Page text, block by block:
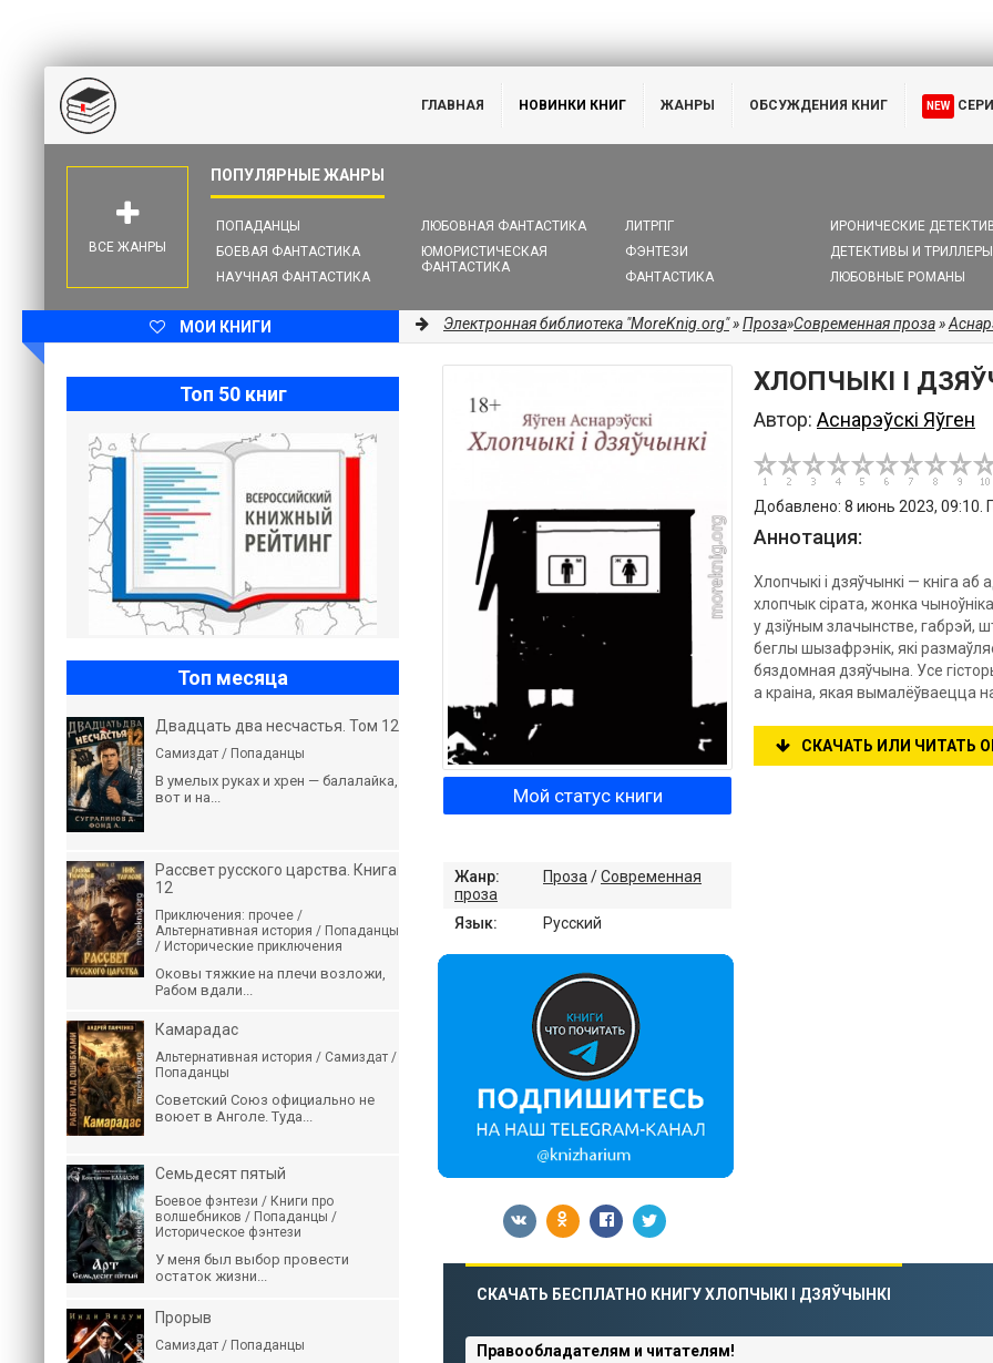
ГЛАВНАЯ НОВИНКИ КНИГ ЖАНРЫ ОБСУЖДЕНИЯ КНИГ NEW
ПОПАДАНЦЫ
БОЕВАЯ ФАНТАСТИКА
НАУЧНАЯ ФАНТАСТИКА
ЛЮБОВНАЯ ФАНТАСТИКА
ЮМОРИСТИЧЕСКАЯ
ФАНТАСТИКА
ЛИТРПГ
ФЭНТЕЗИ
ФАНТАСТИКА
ИРОНИЧЕСКИЕ
ДЕТЕКТИВЫ И ТРИЛЛЕРЫ
ЛЮБОВНЫЕ РОМАНЫ
ВСЕ ЖАНРЫ
МОИ КНИГИ Электронная библиотека "MoreKnig.org"»Проза»Современная проза»
ХЛОПЧЫКI I
Автор: Аснарэўскі Яўген
Добавлено: 8 июнь 2023, 09:10.
Аннотация:
Хлопчыкі і дзяўчынкі — кнiга
хлопчык сірата, жонка
у дзіўным злачынстве, габрэй,
беглы шызафрэнік, які
бяздомная дзяўчына. Усе
а краіна, якая вымалёўваецца
СКАЧАТЬ ИЛИ ЧИТАТЬ
Мой статус книги
Жанр: Проза /Современная
проза
Язык:
Русский
СКАЧАТЬ БЕСПЛАТНО КНИГУ ХЛОПЧЫКI I ДЗЯЎЧЫНКI
Правообладателям и читателям!
Топ 50 книг
Топ месяца
Двадцать два несчастья. Том 12
Самиздат / Попаданцы
В умелых руках и хрен — балалайка,
вот и на...
Рассвет русского царства. Книга
12
Приключения: прочее /
Альтернативная история / Попаданцы
/ Исторические приключения
Оковы тяжкие на плечи возложи,
Рабом вдали...
Камарадас
Альтернативная история / Самиздат /
Попаданцы
Советский Союз официально не
воюет в Анголе. Туда...
Семьдесят пятый
Боевое фэнтези / Книги про
волшебников / Попаданцы /
Историческое фэнтези
У меня был выбор провести
остаток жизни...
Прорыв
Самиздат / Попаданцы